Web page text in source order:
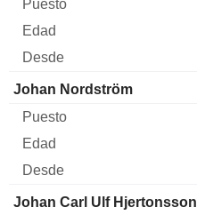
Johan Nordström
Johan Carl Ulf Hjertonsson